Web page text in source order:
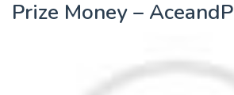
Prize Money –